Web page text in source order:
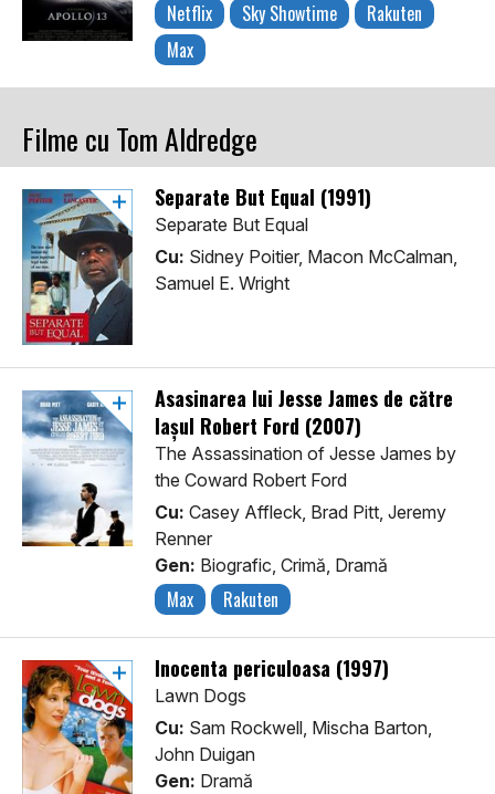
Netflix Sky Showtime
Rakuten
Max
Filme cu Tom Aldredge
Separate But Equal (1991)
Separate But Equal
Cu: Sidney Poitier, Macon McCalman,
Samuel E. Wright
Asasinarea lui Jesse James de către
lașul Robert Ford (2007)
The Assassination of Jesse James by
the Coward Robert Ford
Cu: Casey Affleck, Brad Pitt, Jeremy
Renner
Gen: Biografic, Crimă, Dramă
Max Rakuten
Inocenta periculoasa (1997)
Lawn Dogs
Cu: Sam Rockwell, Mischa Barton,
John Duigan
Gen: Dramă